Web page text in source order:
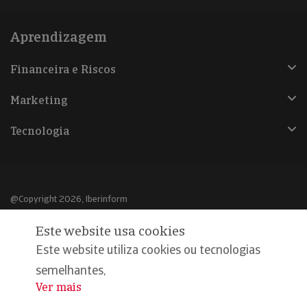
Aprendizagem
Financeira e Riscos
Marketing
Tecnologia
@Copyright 2026, Iberinform
Aviso legal
Política de cookies
Declaração de privacidade
Este website usa cookies
Este website utiliza cookies ou tecnologias
semelhantes,
...
Ver mais